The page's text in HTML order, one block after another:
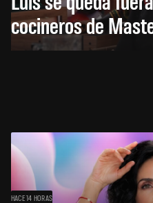
cocineros de
HACE 14 HORAS